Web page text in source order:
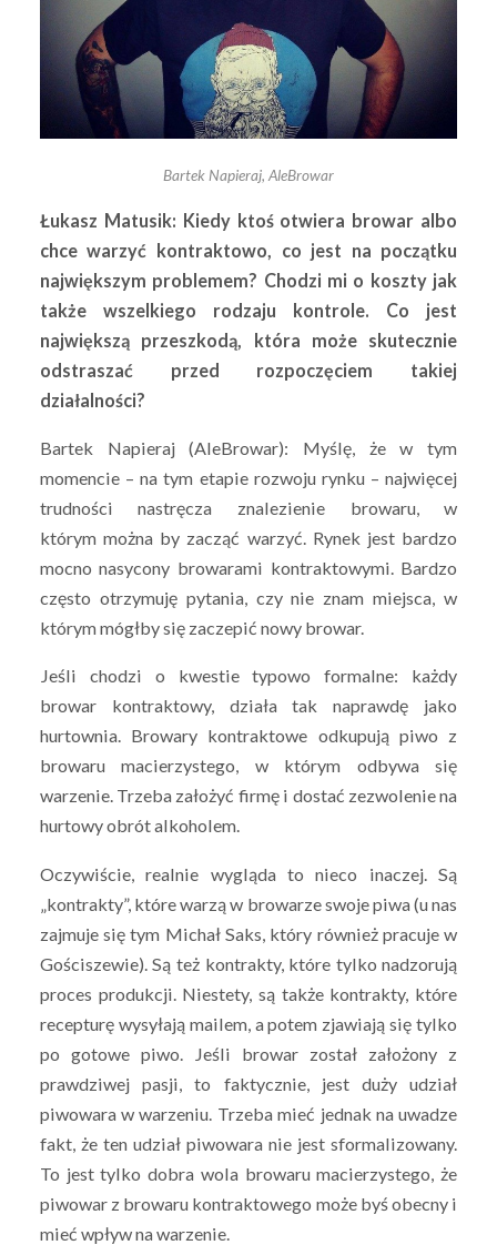
Bartek Napieraj, AleBrowar
Łukasz Matusik: Kiedy ktoś otwiera browar albo
chce warzyć kontraktowo, co jest na początku
największym problemem? Chodzi mi o koszty jak
także wszelkiego rodzaju kontrole. Co jest
największą przeszkodą, która może skutecznie
odstraszać przed rozpoczęciem takiej
działalności?
Bartek Napieraj (AleBrowar): Myślę, że w tym
momencie – na tym etapie rozwoju rynku – najwięcej
trudności nastręcza znalezienie browaru, w
którym można by zacząć warzyć. Rynek jest bardzo
mocno nasycony browarami kontraktowymi. Bardzo
często otrzymuję pytania, czy nie znam miejsca, w
którym mógłby się zaczepić nowy browar.
Jeśli chodzi o kwestie typowo formalne: każdy
browar kontraktowy, działa tak naprawdę jako
hurtownia. Browary kontraktowe odkupują piwo z
browaru macierzystego, w którym odbywa się
warzenie. Trzeba założyć firmę i dostać zezwolenie na
hurtowy obrót alkoholem.
Oczywiście, realnie wygląda to nieco inaczej. Są
„kontrakty”, które warzą w browarze swoje piwa (u nas
zajmuje się tym Michał Saks, który również pracuje w
Gościszewie). Są też kontrakty, które tylko nadzorują
proces produkcji. Niestety, są także kontrakty, które
recepturę wysyłają mailem, a potem zjawiają się tylko
po gotowe piwo. Jeśli browar został założony z
prawdziwej pasji, to faktycznie, jest duży udział
piwowara w warzeniu. Trzeba mieć jednak na uwadze
fakt, że ten udział piwowara nie jest sformalizowany.
To jest tylko dobra wola browaru macierzystego, że
piwowar z browaru kontraktowego może byś obecny i
mieć wpływ na warzenie.